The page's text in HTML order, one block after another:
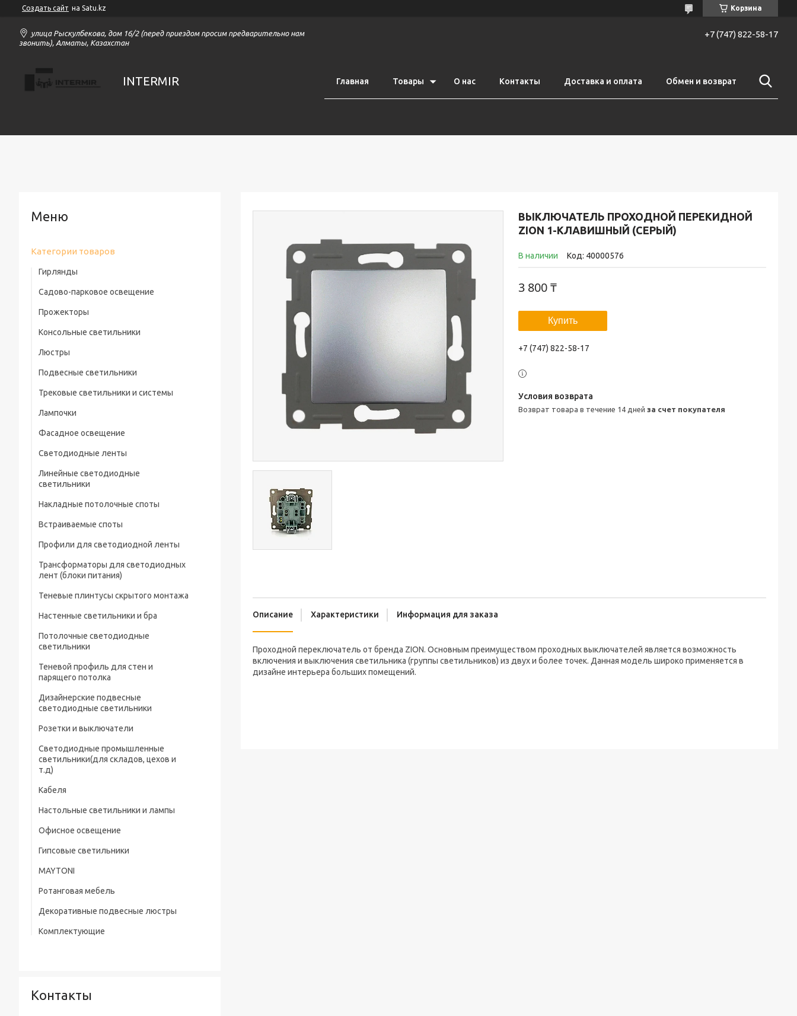
Создать сайт на Satu.kz Корзина
улица Рыскулбекова, дом 16/2 (перед приездом просим предварительно нам
звонить), Алматы, Казахстан
+7 (747) 822-58-17
INTERMIR Главная Товары О нас Контакты Доставка и оплата Обмен и возврат
ВЫКЛЮЧАТЕЛЬ ПРОХОДНОЙ ПЕРЕКИДНОЙ
ZION 1-КЛАВИШНЫЙ (СЕРЫЙ)
В наличии Код: 40000576
3 800 ₸
Купить
+7 (747) 822-58-17
возврат товара в течение 14 дней за счет покупателя
Описание Характеристики Информация для заказа
Проходной переключатель от бренда ZION. Основным преимуществом проходных выключателей является возможность
включения и выключения светильника (группы светильников) из двух и более точек. Данная модель широко применяется в
дизайне интерьера больших помещений.
Категории товаров
Гирлянды
Садово-парковое освещение
Прожекторы
Консольные светильники
Люстры
Подвесные светильники
Трековые светильники и системы
Лампочки
Фасадное освещение
Светодиодные ленты
Линейные светодиодные
светильники
Накладные потолочные споты
Встраиваемые споты
Профили для светодиодной ленты
Трансформаторы для светодиодных
лент (блоки питания)
Теневые плинтусы скрытого монтажа
Настенные светильники и бра
Потолочные светодиодные
светильники
Теневой профиль для стен и
парящего потолка
Дизайнерские подвесные
светодиодные светильники
Розетки и выключатели
Светодиодные промышленные
светильники(для складов, цехов и
т.д)
Кабеля
Настольные светильники и лампы
Офисное освещение
Гипсовые светильники
MAYTONI
Ротанговая мебель
Декоративные подвесные люстры
Комплектующие
Контакты